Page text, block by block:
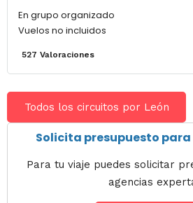
En grupo organizado
Vuelos no incluidos
527 Valoraciones
Todos los circuitos por León
Solicita presupuesto para
Para tu viaje puedes solicitar
agencias